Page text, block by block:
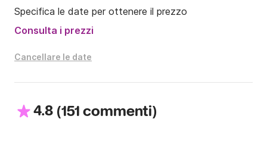
Specifica le date per ottenere il prezzo
Consulta i prezzi
Cancellare le date
4.8 (151 commenti)